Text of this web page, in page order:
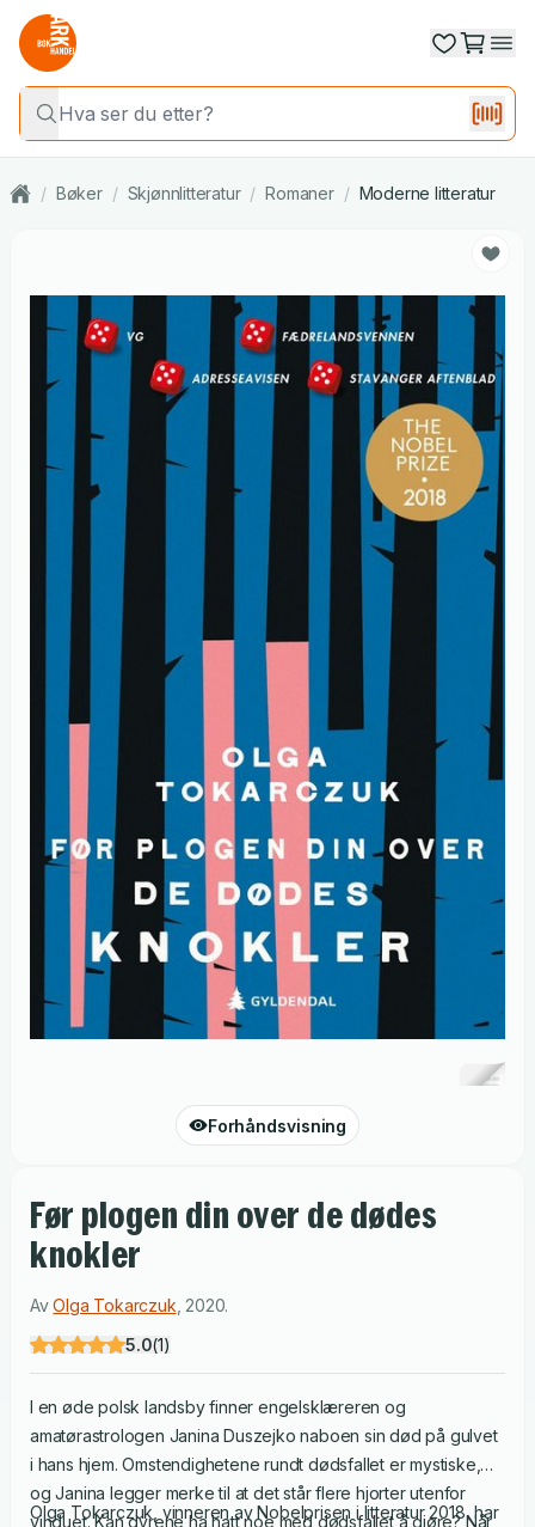
/ Bøker / Skjønnlitteratur / Romaner / Moderne litteratur
Forhåndsvisning
Før plogen din over de dødes
knokler
AvOlga Tokarczuk 2020.
5.0(1)
I en øde polsk landsby finner engelsklæreren og
amatørastrologen Janina Duszejko naboen sin død på gulvet
i hans hjem. Omstendighetene rundt dødsfallet er mystiske,
og Janina legger merke til at det står flere hjorter utenfor
vinduet. Kan dyrene ha hatt noe med dødsfallet å gjøre? Når
Olga Tokarczuk, vinneren av Nobelprisen i litteratur 2018, har